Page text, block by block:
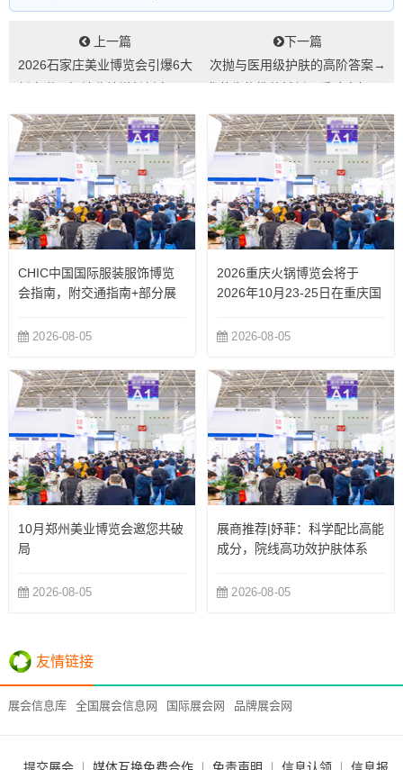
上一篇
2026石家庄美业博览会引爆6大
下一篇
次抛与医用级护肤的高阶答案→
广州美博会...
CHIC中国国际服装服饰博览
会指南，附交通指南+部分展
2026-08-05
2026重庆火锅博览会将于
2026年10月23-25日在重庆国
2026-08-05
10月郑州美业博览会邀您共破
局
2026-08-05
展商推荐|妤菲：科学配比高能
成分，院线高功效护肤体系
2026-08-05
友情链接
展会信息库 全国展会信息网 国际展会网 品牌展会网